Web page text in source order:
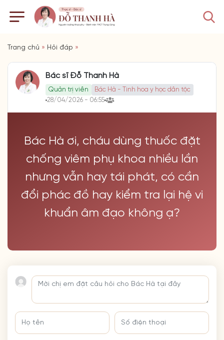
Trang chủ » Hỏi đáp »
Bác sĩ Đỗ Thanh Hà
Quản trị viên
Bác Hà - Tinh hoa y học dân tộc
28/04/2026 - 06:55
Bác Hà ơi, cháu dùng thuốc đặt
chống viêm phụ khoa nhiều lần
nhưng vẫn hay tái phát, có cần
đổi phác đồ hay kiểm tra lại hệ vi
khuẩn âm đạo không ạ?